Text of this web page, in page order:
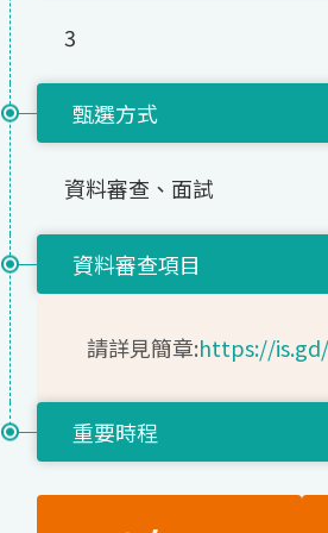
3
甄選方式
資料審查、面試
資料審查項目
請詳見簡章:https://
重要時程